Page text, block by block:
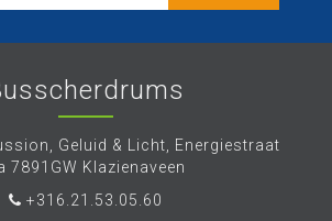
Geluid & Licht, Energiestraat
7891GW Klazienaveen
+316.21.53.05.60